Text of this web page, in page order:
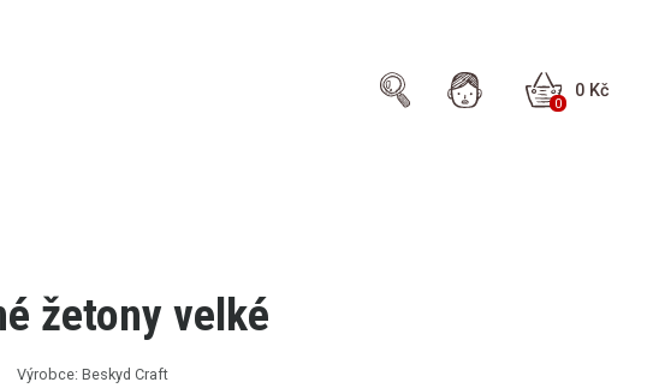
0
0 Kč
žetony velké
Výrobce: Beskyd Craft